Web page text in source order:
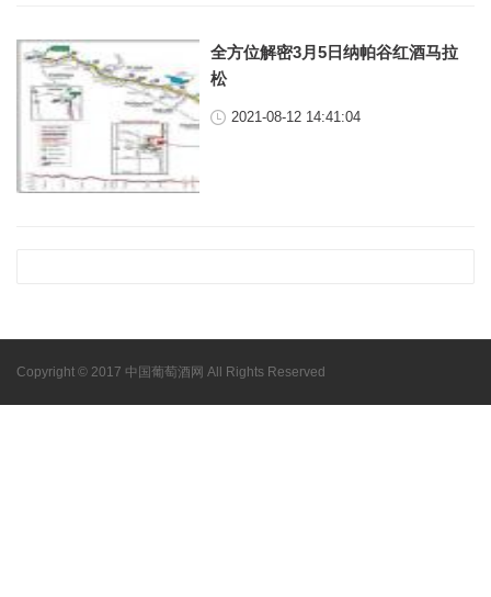
全方位解密3月5日纳帕谷红酒马拉
松
2021-08-12 14:41:04
Copyright © 2017 中国葡萄酒网 All Rights Reserved